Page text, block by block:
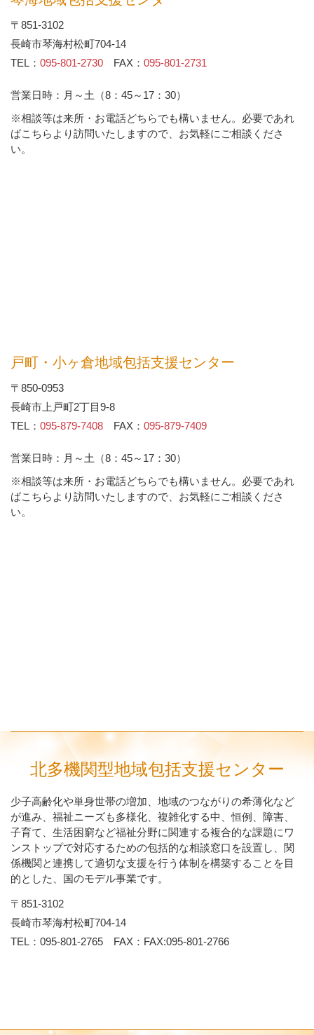
〒851-3102
長崎市琴海村松町704-14
TEL： 095-801-2730 FAX： 095-801-2731
営業日時：月～土（8：45～17：30）
※相談等は来所・お電話どちらでも構いません。必要であれ
ばこちらより訪問いたしますので、お気軽にご相談くださ
い。
戸町・小ヶ倉地域包括支援センター
〒850-0953
長崎市上戸町2丁目9-8
TEL： 095-879-7408 FAX： 095-879-7409
営業日時：月～土（8：45～17：30）
※相談等は来所・お電話どちらでも構いません。必要であれ
ばこちらより訪問いたしますので、お気軽にご相談くださ
い。
北多機関型地域包括支援センター
少子高齢化や単身世帯の増加、地域のつながりの希薄化など
が進み、福祉ニーズも多様化、複雑化する中、恒例、障害、
子育て、生活困窮など福祉分野に関連する複合的な課題にワ
ンストップで対応するための包括的な相談窓口を設置し、関
係機関と連携して適切な支援を行う体制を構築することを目
的とした、国のモデル事業です。
〒851-3102
長崎市琴海村松町704-14
TEL： 095-801-2765 FAX： FAX:095-801-2766